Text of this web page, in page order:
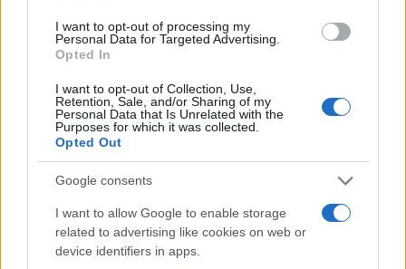
I want to opt-out of processing my
Personal Data for Targeted Advertising.
Opted In
I want to opt-out of Collection, Use,
Retention, Sale, and/or Sharing of my
Personal Data that Is Unrelated with the
Purposes for which it was collected.
Opted Out
Google consents
I want to allow Google to enable storage
related to advertising like cookies on web or
device identifiers in apps.
50 /50
Υποβολή σχολίου
Όροι Χρήσης. Το site προστατεύεται από reCAPTCHA, ισχύουν
Πολιτική Απορρήτου&Όροι Χρήσηςτης Google.